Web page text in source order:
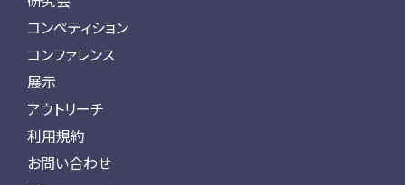
コンペティション
コンファレンス
展示
アウトリーチ
利用規約
お問い合わせ